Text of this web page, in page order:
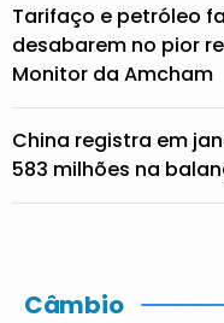
Tarifaço e petróleo
desabarem no pior
Monitor da Amcham
China registra em
583 milhões na
Câmbio